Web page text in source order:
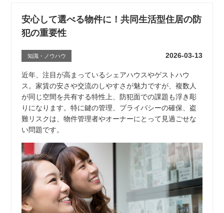
安心して選べる物件に！共同生活型住居の防
犯の重要性
知識・ノウハウ 2026-03-13
近年、注目が高まっているシェアハウスやゲストハウ
ス。家賃の安さや交流のしやすさが魅力ですが、複数人
が同じ空間を共有する特性上、防犯面での課題も浮き彫
りになります。特に鍵の管理、プライバシーの確保、盗
難リスクは、物件管理者やオーナーにとって見過ごせな
い問題です。